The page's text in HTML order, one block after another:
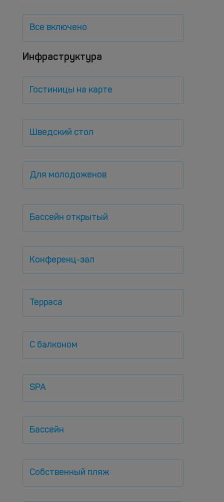
Все включено
Инфраструктура
Гостиницы на карте
Шведский стол
Для молодоженов
Бассейн открытый
Конференц-зал
Терраса
С балконом
SPA
Бассейн
Собственный пляж